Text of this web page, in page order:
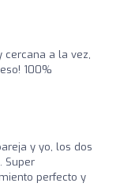
cercana a la vez,
100%
y yo, los dos
Super
perfecto y